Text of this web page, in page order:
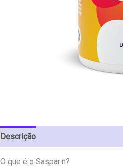
Descrição
O que é o Sasparin?